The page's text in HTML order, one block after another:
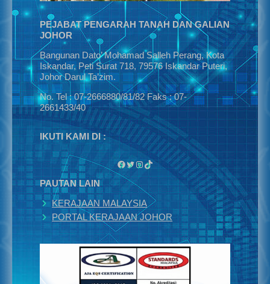
PEJABAT PENGARAH TANAH DAN GALIAN
JOHOR
Bangunan Dato’ Mohamad Salleh Perang, Kota
Iskandar, Peti Surat 718, 79576 Iskandar Puteri,
Johor Darul Ta’zim.
No. Tel : 07-2666880/81/82 Faks : 07-
2661433/40
IKUTI KAMI DI :
Facebook
Twitter
Instagram
TikTok
PAUTAN LAIN
KERAJAAN MALAYSIA
PORTAL KERAJAAN JOHOR